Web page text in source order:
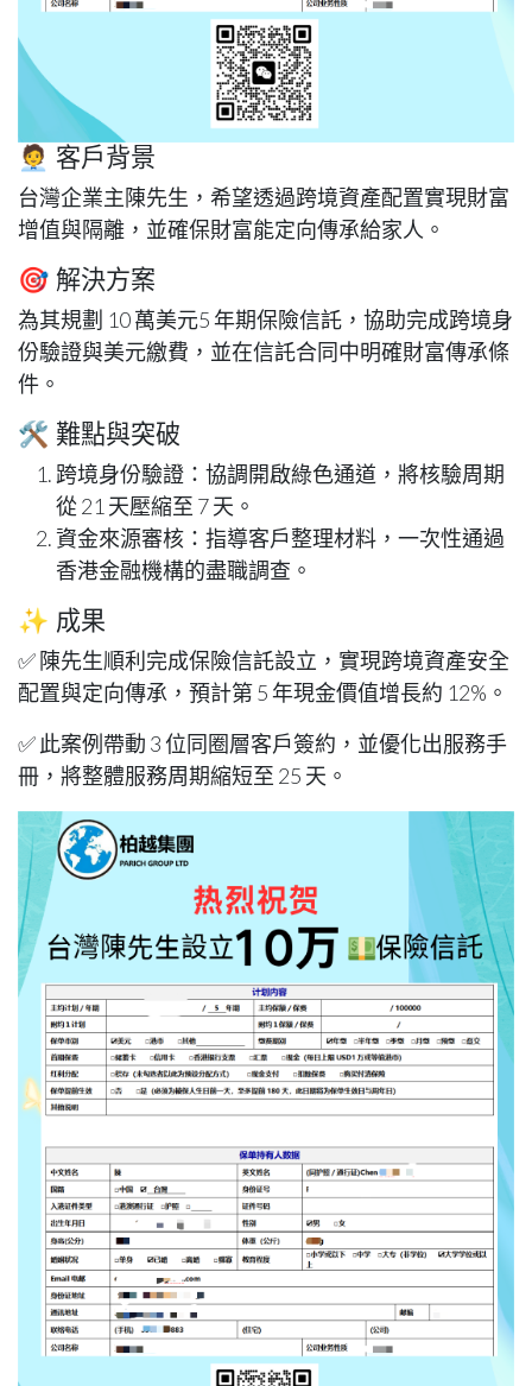
🧑‍💼 客戶背景
台灣企業主陳先生，希望透過跨境資產配置實現財富
增值與隔離，並確保財富能定向傳承給家人。
🎯 解決方案
為其規劃 10 萬美元5 年期保險信託，協助完成跨境身
份驗證與美元繳費，並在信託合同中明確財富傳承條
件。
🛠️ 難點與突破
跨境身份驗證 ：協調開啟綠色通道，將核驗周期
從 21 天壓縮至 7 天。
資金來源審核 ：指導客戶整理材料，一次性通過
香港金融機構的盡職調查。
✨ 成果
✅ 陳先生順利完成保險信託設立，實現跨境資產安全
配置與定向傳承，預計第 5 年現金價值增長約 12%。
✅ 此案例帶動 3 位同圈層客戶簽約，並優化出服務手
冊，將整體服務周期縮短至 25 天。